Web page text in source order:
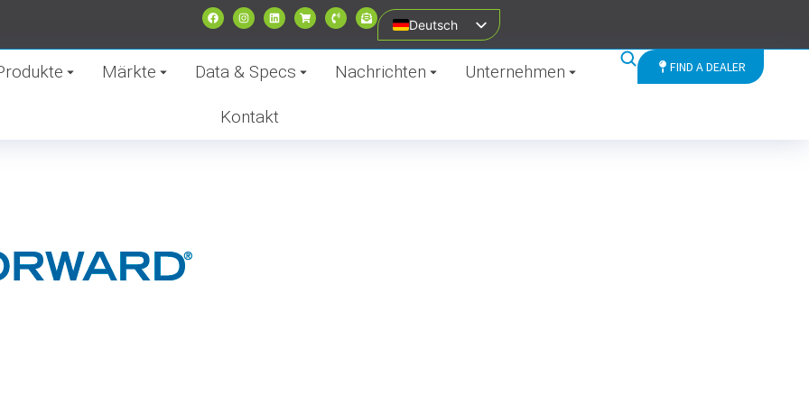
Deutsch
Märkte Data & Specs Nachrichten Unternehmen
Kontakt
FIND A DEALER